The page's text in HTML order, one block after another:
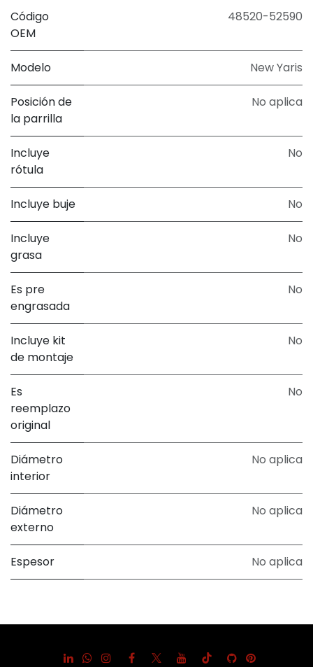
Código
OEM
48520-52590
Modelo New Yaris
Posición de
la parrilla
No aplica
Incluye
rótula
No
Incluye buje No
Incluye
grasa
No
Es pre
engrasada
No
Incluye kit
de montaje
No
Es
reemplazo
original
No
Diámetro
interior
No aplica
Diámetro
externo
No aplica
Espesor No aplica